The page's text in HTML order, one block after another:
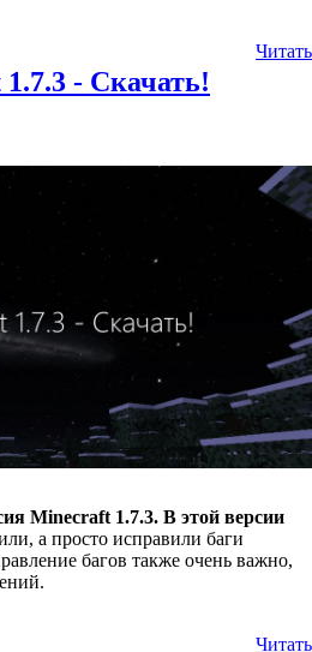
Читать
- Скачать!
Minecraft 1.7.3. В этой версии
а просто исправили баги
багов также очень важно,
Читать